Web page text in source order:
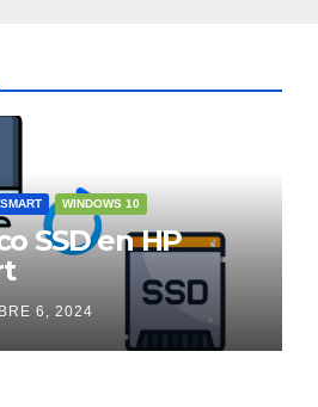
WINDOWS 10
SSD en HP
6, 2024